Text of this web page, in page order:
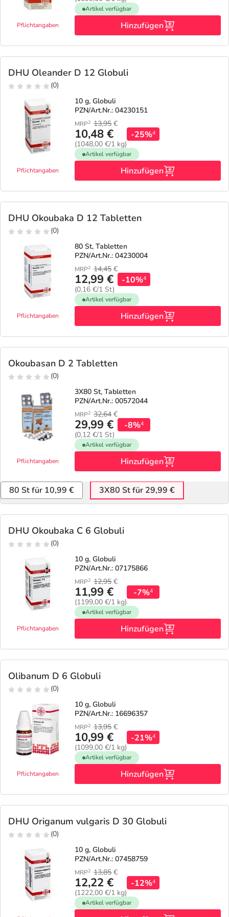
Pflichtangaben
Artikel verfügbar
Hinzufügen
DHU Oleander D 12 Globuli
(0)
Pflichtangaben
10 g, Globuli
PZN/Art.Nr.: 04230151
MRP2 13,95 €
10,48 €
(1048,00 €/1 kg)
-25%4
Artikel verfügbar
Hinzufügen
DHU Okoubaka D 12 Tabletten
(0)
Pflichtangaben
80 St, Tabletten
PZN/Art.Nr.: 04230004
MRP2 14,45 €
12,99 €
(0,16 €/1 St)
-10%4
Artikel verfügbar
Hinzufügen
Okoubasan D 2 Tabletten
(0)
Pflichtangaben
3X80 St, Tabletten
PZN/Art.Nr.: 00572044
MRP2 32,64 €
29,99 €
(0,12 €/1 St)
-8%4
Artikel verfügbar
Hinzufügen
80 St für 10,99 € 3X80 St für 29,99 €
DHU Okoubaka C 6 Globuli
(0)
Pflichtangaben
10 g, Globuli
PZN/Art.Nr.: 07175866
MRP2 12,95 €
11,99 €
(1199,00 €/1 kg)
-7%4
Artikel verfügbar
Hinzufügen
Olibanum D 6 Globuli
(0)
Pflichtangaben
10 g, Globuli
PZN/Art.Nr.: 16696357
MRP2 13,95 €
10,99 €
(1099,00 €/1 kg)
-21%4
Artikel verfügbar
Hinzufügen
DHU Origanum vulgaris D 30 Globuli
(0)
10 g, Globuli
PZN/Art.Nr.: 07458759
MRP2 13,85 €
12,22 €
(1222,00 €/1 kg)
-12%4
Artikel verfügbar